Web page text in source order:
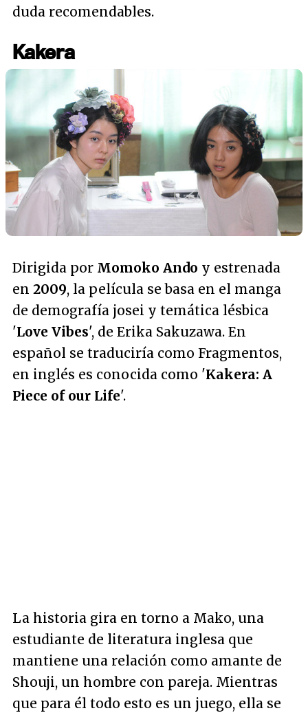
duda recomendables.
Kakera
Dirigida por Momoko Ando y estrenada
en 2009, la película se basa en el manga
de demografía josei y temática lésbica
'Love Vibes', de Erika Sakuzawa. En
español se traduciría como Fragmentos,
en inglés es conocida como 'Kakera: A
Piece of our Life'.
La historia gira en torno a Mako, una
estudiante de literatura inglesa que
mantiene una relación como amante de
Shouji, un hombre con pareja. Mientras
que para él todo esto es un juego, ella se